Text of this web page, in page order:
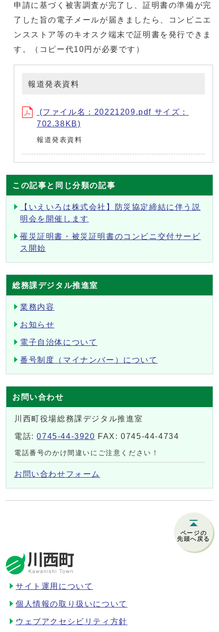
申請に基づく被害調査が完了し、証明書の準備が完
了した旨の電子メールが届きましたら、コンビニエ
ンスストア等のキオスク端末で証明書を発行できま
す。（コピー代10円が必要です）
報道発表資料
(ファイル名：20221209.pdf サイズ：
702.38KB)
報道発表資料
この記事と同じ分類の記事
【いえいろは株式会社】防災協定締結に伴う説
明会を開催します
罹災証明書・被災証明書のコンビニ交付サービ
ス開始
総務課デジタル推進室
業務内容
お知らせ
電子自治体について
番号制度（マイナンバー）について
お問い合わせ
川西町役場総務課デジタル推進室
電話:0745-44-3920 FAX: 0745-44-4734
電話番号のかけ間違いにご注意ください！
お問い合わせフォーム
ページの
先頭へ戻る
サイト運用について
個人情報の取り扱いについて
ウェブアクセシビリティ方針